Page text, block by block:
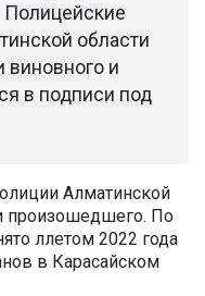
Полицейские
области
виновного и
в подписи под
Алматинской
произошедшего. По
ллетом 2022 года
в Карасайском